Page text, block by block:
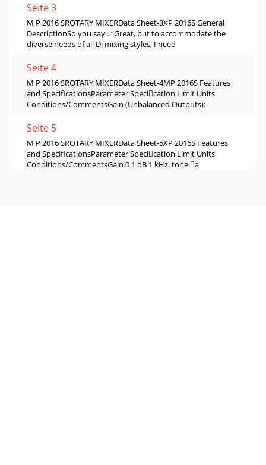
Seite 3
M P 2016 SROTARY MIXERData Sheet-3XP 2016S General
DescriptionSo you say…“Great, but to accommodate the
diverse needs of all DJ mixing styles, I need
Seite 4
M P 2016 SROTARY MIXERData Sheet-4MP 2016S Features
and SpeciﬁcationsParameter Specication Limit Units
Conditions/CommentsGain (Unbalanced Outputs):
Seite 5
M P 2016 SROTARY MIXERData Sheet-5XP 2016S Features
and SpeciﬁcationsParameter Specication Limit Units
Conditions/CommentsGain 0 1 dB 1 kHz, tone a